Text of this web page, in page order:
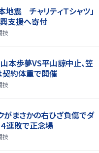
地震 チャリティＴシャツ」
支援へ寄付
技
山本歩夢VS平山諒中止、笠
約体重で開催
技
がまさかの右ひざ負傷でダ
連敗で正念場
技